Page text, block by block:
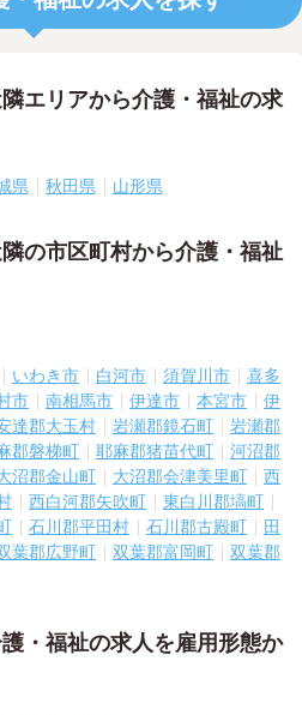
エリアから介護・福祉の求
県 秋田県 山形県
の市区町村から介護・福祉
いわき市 白河市 須賀川市
喜多
市 南相馬市 伊達市 本宮市
伊
達郡大玉村 岩瀬郡鏡石町
岩瀬郡
郡磐梯町 耶麻郡猪苗代町
河沼郡
沼郡金山町 大沼郡会津美里町
西
西白河郡矢吹町
東白川郡塙町
石川郡平田村 石川郡古殿町
田
葉郡広野町 双葉郡富岡町
双葉郡
・福祉の求人を雇用形態か